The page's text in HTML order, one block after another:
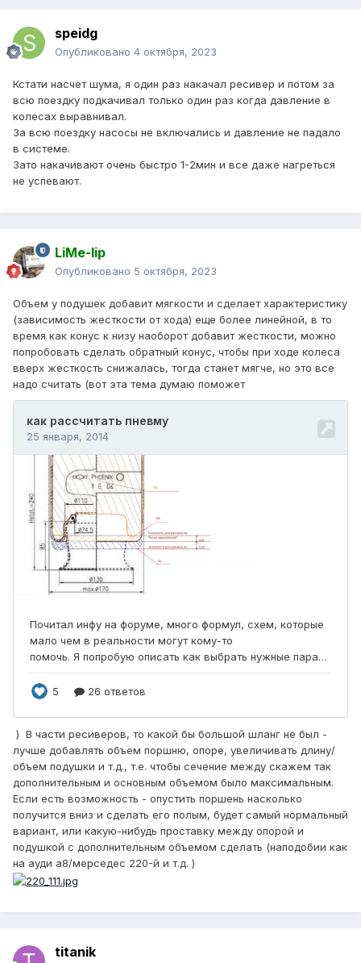
speidg
Опубликовано 4 октября, 2023
Кстати насчет шума, я один раз накачал ресивер и потом за
всю поездку подкачивал только один раз когда давление в
колесах выравнивал.
За всю поездку насосы не включались и давление не падало
в системе.
Зато накачивают очень быстро 1-2мин и все даже нагреться
не успевают.
LiMe-lip
Опубликовано 5 октября, 2023
Объем у подушек добавит мягкости и сделает характеристику
(зависимость жесткости от хода) еще более линейной, в то
время как конус к низу наоборот добавит жесткости, можно
попробовать сделать обратный конус, чтобы при ходе колеса
вверх жесткость снижалась, тогда станет мягче, но это все
надо считать (вот эта тема думаю поможет
) В части ресиверов, то какой бы большой шланг не был -
лучше добавлять объем поршню, опоре, увеличивать длину/
объем подушки и т.д., т.е. чтобы сечение между скажем так
дополнительным и основным объемом было максимальным.
Если есть возможность - опустить поршень насколько
получится вниз и сделать его полым, будет самый нормальный
вариант, или какую-нибудь проставку между опорой и
подушкой с дополнительным объемом сделать (наподобии как
на ауди а8/мерседес 220-й и т.д. )
titanik